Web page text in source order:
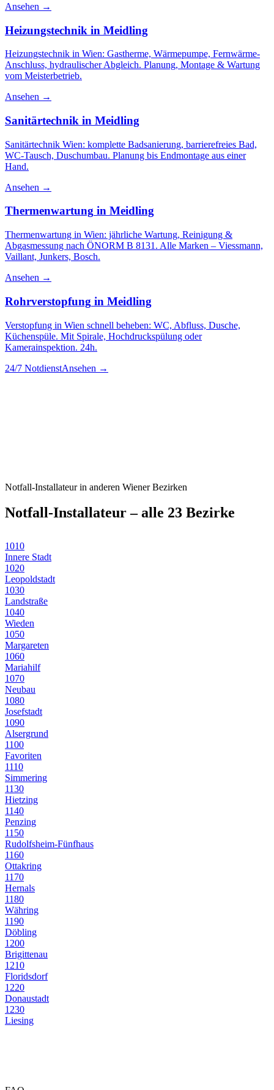
Ansehen →
Heizungstechnik in Meidling
Heizungstechnik in Wien: Gastherme, Wärmepumpe, Fernwärme-
Anschluss, hydraulischer Abgleich. Planung, Montage & Wartung
vom Meisterbetrieb.
Ansehen →
Sanitärtechnik in Meidling
Sanitärtechnik Wien: komplette Badsanierung, barrierefreies Bad,
WC-Tausch, Duschumbau. Planung bis Endmontage aus einer
Hand.
Ansehen →
Thermenwartung in Meidling
Thermenwartung in Wien: jährliche Wartung, Reinigung &
Abgasmessung nach ÖNORM B 8131. Alle Marken – Viessmann,
Vaillant, Junkers, Bosch.
Ansehen →
Rohrverstopfung in Meidling
Verstopfung in Wien schnell beheben: WC, Abfluss, Dusche,
Küchenspüle. Mit Spirale, Hochdruckspülung oder
Kamerainspektion. 24h.
24/7 NotdienstAnsehen →
Notfall-Installateurin anderen Wiener Bezirken
Notfall-Installateur– alle 23 Bezirke
1010
Innere Stadt
1020
Leopoldstadt
1030
Landstraße
1040
Wieden
1050
Margareten
1060
Mariahilf
1070
Neubau
1080
Josefstadt
1090
Alsergrund
1100
Favoriten
1110
Simmering
1130
Hietzing
1140
Penzing
1150
Rudolfsheim-Fünfhaus
1160
Ottakring
1170
Hernals
1180
Währing
1190
Döbling
1200
Brigittenau
1210
Floridsdorf
1220
Donaustadt
1230
Liesing